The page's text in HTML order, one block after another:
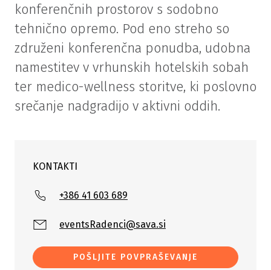
konferenčnih prostorov s sodobno
tehnično opremo. Pod eno streho so
združeni konferenčna ponudba, udobna
namestitev v vrhunskih hotelskih sobah
ter medico-wellness storitve, ki poslovno
srečanje nadgradijo v aktivni oddih.
KONTAKTI
+386 41 603 689
eventsRadenci@sava.si
POŠLJITE POVPRAŠEVANJE